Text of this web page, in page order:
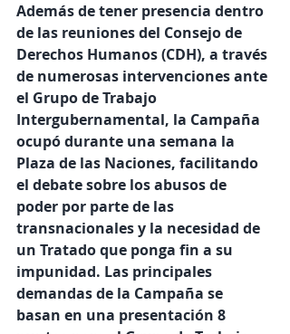
Además de tener presencia dentro
de las reuniones del Consejo de
Derechos Humanos (CDH), a través
de numerosas intervenciones ante
el Grupo de Trabajo
Intergubernamental, la Campaña
ocupó durante una semana la
Plaza de las Naciones, facilitando
el debate sobre los abusos de
poder por parte de las
transnacionales y la necesidad de
un Tratado que ponga fin a su
impunidad. Las principales
demandas de la Campaña se
basan en una presentación 8